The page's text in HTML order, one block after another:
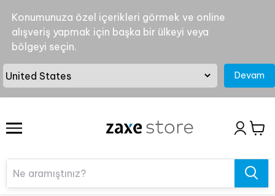
Konumunuza özel içerikleri görmek ve online
alışveriş yapmak için başka bir ülkeyi veya
bölgeyi seçin.
Devam